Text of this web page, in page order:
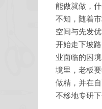
能做就做，
不知，随着
空间与先发
开始走下坡
业面临的困
境里，老板要
做精，并在
不移地专研下